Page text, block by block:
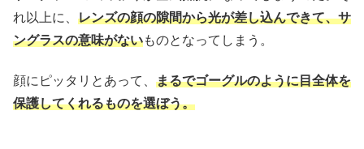
れ以上に、 レンズの顔の隙間から光が差し込んできて、サ
ングラスの意味がないものとなってしまう。
顔にピッタリとあって、 まるでゴーグルのように目全体を
保護してくれるものを選ぼう。